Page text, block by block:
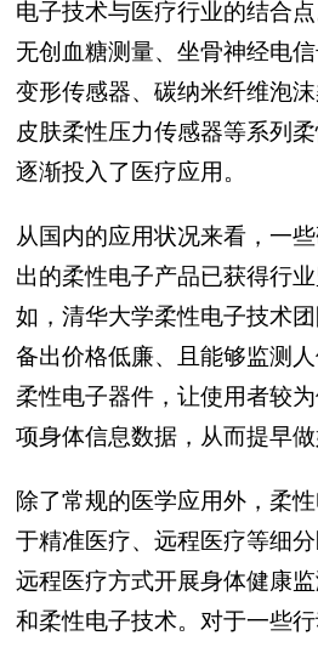
电子技术与医疗行业的结合点
无创血糖测量、坐骨神经电
变形传感器、碳纳米纤维泡
皮肤柔性压力传感器等系列
逐渐投入了医疗应用。
从国内的应用状况来看，一
出的柔性电子产品已获得行
如，清华大学柔性电子技术
备出价格低廉、且能够监测
柔性电子器件，让使用者较
项身体信息数据，从而提早做
除了常规的医学应用外，柔
于精准医疗、远程医疗等细
远程医疗方式开展身体健康
和柔性电子技术。对于一些